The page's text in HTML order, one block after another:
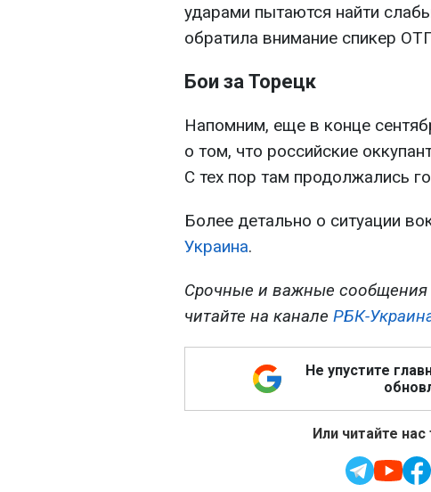
ударами пытаются найти
обратила внимание спикер
Бои за Торецк
Напомним, еще в конце
о том, что российские
С тех пор там продолжались
Более детально о ситуации
Украина.
Срочные и важные
читайте на канале РБК-
Не упустите
Или читайте